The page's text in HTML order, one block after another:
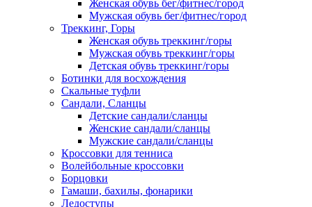
Женская обувь бег/фитнес/город
Мужская обувь бег/фитнес/город
Треккинг, Горы
Женская обувь треккинг/горы
Мужская обувь треккинг/горы
Детская обувь треккинг/горы
Ботинки для восхождения
Скальные туфли
Сандали, Сланцы
Детские сандали/сланцы
Женские сандали/сланцы
Мужские сандали/сланцы
Кроссовки для тенниса
Волейбольные кроссовки
Борцовки
Гамаши, бахилы, фонарики
Ледоступы